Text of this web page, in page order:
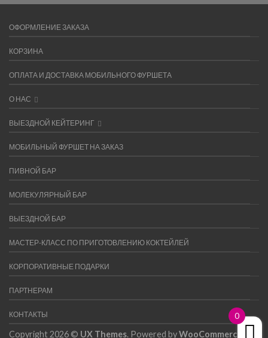
ОФОРМЛЕНИЕ ЗАКАЗА
КОРЗИНА
ОПЛАТА И ДОСТАВКА МОБИЛЬНОГО ФУРШЕТА
О НАС
ВЫЕЗДНОЙ КЕЙТЕРИНГ
МОБИЛЬНЫЙ ФУРШЕТ НА ЗАКАЗ
ПИВНОЙ БАР
МОЛЕКУЛЯРНЫЙ БАР
ВЫЕЗДНОЙ БАР
МАСТЕР-КЛАСС ПО ПРИГОТОВЛЕНИЮ КОКТЕЙЛЕЙ
КОРПОРАТИВНЫЕ ПОДАРКИ
ПАРТНЕРАМ
КОНТАКТЫ
Copyright 2026 © UX Themes. Powered byWooCommerce
0